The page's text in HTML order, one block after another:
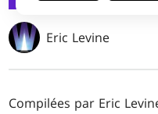
Eric Levine
Compilées par Eric